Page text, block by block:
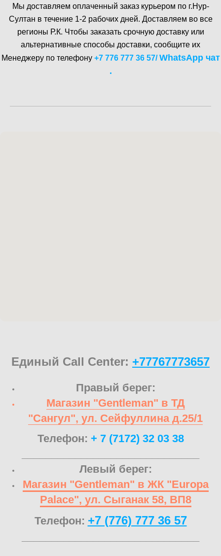
Мы доставляем оплаченный заказ курьером по г.Нур-
Cултан в течение 1-2 рабочих дней. Доставляем во все
регионы Р.К. Чтобы заказать срочную доставку или
альтернативные способы доставки, сообщите их
Менеджеру по телефону +7 776 777 36 57/WhatsA pp чат
.
Единый Call Center: +77767773657
Правый берег:
Магазин "Gentleman" в ТД
"Сангул", ул. Сейфуллина д.25/1
Телефон: + 7 (7172) 32 03 38
Левый берег:
Магазин "Gentleman" в ЖК "Europa
Palace", ул. Сыганак 58, ВП8
Телефон: +7 (776) 777 36 57